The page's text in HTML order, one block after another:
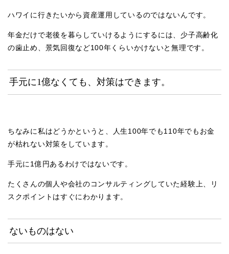
ハワイに行きたいから資産運用しているのではないんです。
年金だけで老後を暮らしていけるようにするには、少子高齢化
の歯止め、景気回復など100年くらいかけないと無理です。
手元に1億なくても、対策はできます。
ちなみに私はどうかというと、人生100年でも110年でもお金
が枯れない対策をしています。
手元に1億円あるわけではないです。
たくさんの個人や会社のコンサルティングしていた経験上、リ
スクポイントはすぐにわかります。
ないものはない